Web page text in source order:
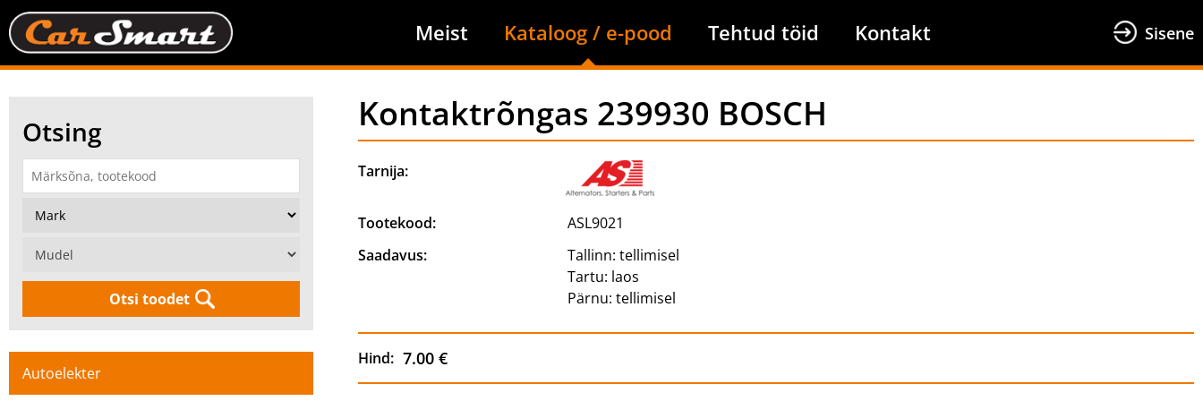
Meist Kataloog / e-pood Tehtud töid Kontakt Sisene
Otsing
Otsi toodet
Autoelekter
Kontaktrõngas 239930 BOSCH
Tarnija:
Tootekood:
ASL9021
Saadavus:
Tallinn: tellimisel
Tartu: laos
Pärnu: tellimisel
Hind: 7.00 €